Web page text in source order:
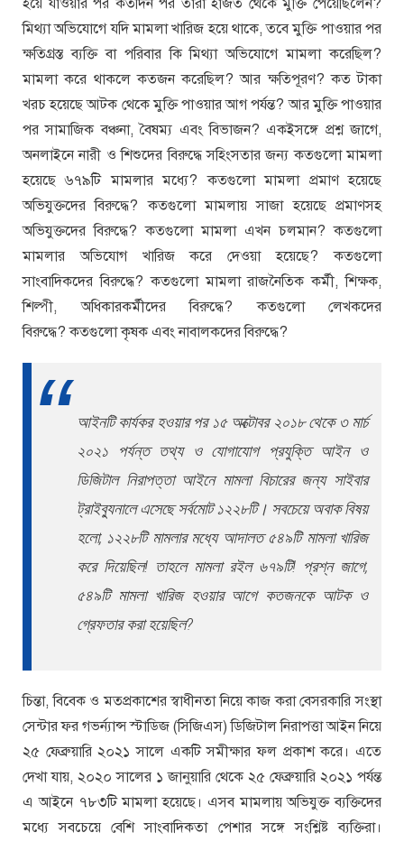
মিথ্যা অভিযোগে যদি মামলা খারিজ হয়ে থাকে, তবে মুক্তি পাওয়ার পর
ক্ষতিগ্রস্ত ব্যক্তি বা পরিবার কি মিথ্যা অভিযোগে মামলা করেছিল?
মামলা করে থাকলে কতজন করেছিল? আর ক্ষতিপূরণ? কত টাকা
খরচ হয়েছে আটক থেকে মুক্তি পাওয়ার আগ পর্যন্ত? আর মুক্তি পাওয়ার
পর সামাজিক বঞ্চনা, বৈষম্য এবং বিভাজন? একইসঙ্গে প্রশ্ন জাগে,
অনলাইনে নারী ও শিশুদের বিরুদ্ধে সহিংসতার জন্য কতগুলো মামলা
হয়েছে ৬৭৯টি মামলার মধ্যে? কতগুলো মামলা প্রমাণ হয়েছে
অভিযুক্তদের বিরুদ্ধে? কতগুলো মামলায় সাজা হয়েছে প্রমাণসহ
অভিযুক্তদের বিরুদ্ধে? কতগুলো মামলা এখন চলমান? কতগুলো
মামলার অভিযোগ খারিজ করে দেওয়া হয়েছে? কতগুলো
সাংবাদিকদের বিরুদ্ধে? কতগুলো মামলা রাজনৈতিক কর্মী, শিক্ষক,
শিল্পী, অধিকারকর্মীদের বিরুদ্ধে? কতগুলো লেখকদের
বিরুদ্ধে? কতগুলো কৃষক এবং নাবালকদের বিরুদ্ধে?
আইনটি কার্যকর হওয়ার পর ১৫ অক্টোবর ২০১৮ থেকে ৩ মার্চ
২০২১ পর্যন্ত তথ্য ও যোগাযোগ প্রযুক্তি আইন ও
ডিজিটাল নিরাপত্তা আইনে মামলা বিচারের জন্য সাইবার
ট্রাইব্যুনালে এসেছে সর্বমোট ১২২৮টি। সবচেয়ে অবাক বিষয়
হলো, ১২২৮টি মামলার মধ্যে আদালত ৫৪৯টি মামলা খারিজ
করে দিয়েছিল! তাহলে মামলা রইল ৬৭৯টি! প্রশ্ন জাগে,
৫৪৯টি মামলা খারিজ হওয়ার আগে কতজনকে আটক ও
গ্রেফতার করা হয়েছিল?
চিন্তা, বিবেক ও মতপ্রকাশের স্বাধীনতা নিয়ে কাজ করা বেসরকারি সংস্থা
সেন্টার ফর গভর্ন্যান্স স্টাডিজ (সিজিএস) ডিজিটাল নিরাপত্তা আইন নিয়ে
২৫ ফেব্রুয়ারি ২০২১ সালে একটি সমীক্ষার ফল প্রকাশ করে। এতে
দেখা যায়, ২০২০ সালের ১ জানুয়ারি থেকে ২৫ ফেব্রুয়ারি ২০২১ পর্যন্ত
এ আইনে ৭৮৩টি মামলা হয়েছে। এসব মামলায় অভিযুক্ত ব্যক্তিদের
মধ্যে সবচেয়ে বেশি সাংবাদিকতা পেশার সঙ্গে সংশ্লিষ্ট ব্যক্তিরা।